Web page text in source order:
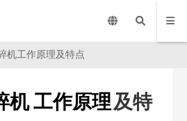
机工作原理及特点
机工作原理及特